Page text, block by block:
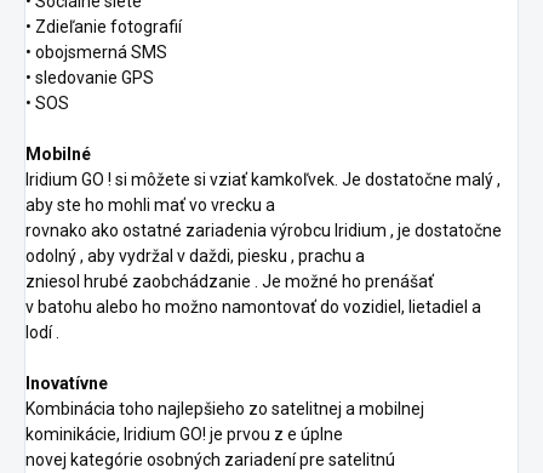
• Zdieľanie fotografií
• obojsmerná SMS
• sledovanie GPS
• SOS
Mobilné
Iridium GO ! si môžete si vziať kamkoľvek. Je dostatočne malý,
aby ste ho mohli maťvo vrecku a
rovnako ako ostatné zariadenia výrobcu Iridium , je dostatočne
odolný, aby vydržal vdaždi, piesku , prachu a
zniesol hrubé zaobchádzanie
Je možné ho prenášať
v batohu alebo ho možno namontovať do vozidiel, lietadiel a
lodí
Inovatívne
Kombinácia toho najlepšieho zo satelitnej a mobilnej
kominikácie, Iridium GO! je prvou z e úplne
novej kategórie osobných zariadení pre satelitnú